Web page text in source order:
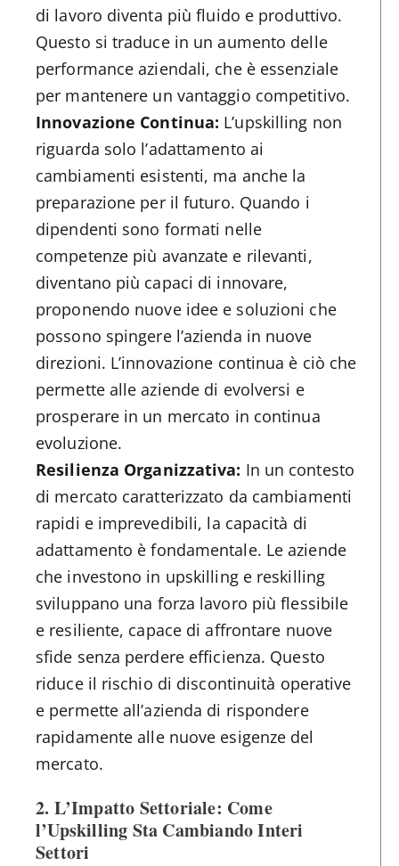
di lavoro diventa più fluido e produttivo.
Questo si traduce in un aumento delle
performance aziendali, che è essenziale
per mantenere un vantaggio competitivo.
Innovazione Continua: L’upskilling non
riguarda solo l’adattamento ai
cambiamenti esistenti, ma anche la
preparazione per il futuro. Quando i
dipendenti sono formati nelle
competenze più avanzate e rilevanti,
diventano più capaci di innovare,
proponendo nuove idee e soluzioni che
possono spingere l’azienda in nuove
direzioni. L’innovazione continua è ciò che
permette alle aziende di evolversi e
prosperare in un mercato in continua
evoluzione.
Resilienza Organizzativa: In un contesto
di mercato caratterizzato da cambiamenti
rapidi e imprevedibili, la capacità di
adattamento è fondamentale. Le aziende
che investono in upskilling e reskilling
sviluppano una forza lavoro più flessibile
e resiliente, capace di affrontare nuove
sfide senza perdere efficienza. Questo
riduce il rischio di discontinuità operative
e permette all’azienda di rispondere
rapidamente alle nuove esigenze del
mercato.
2. L’Impatto Settoriale: Come
l’Upskilling Sta Cambiando Interi
Settori